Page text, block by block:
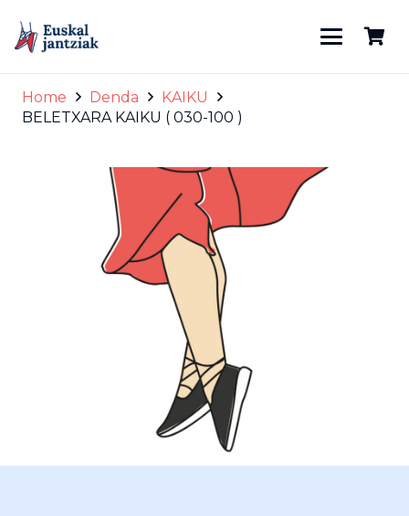
Home Denda
KAIKU
BELETXARA KAIKU ( 030-100 )